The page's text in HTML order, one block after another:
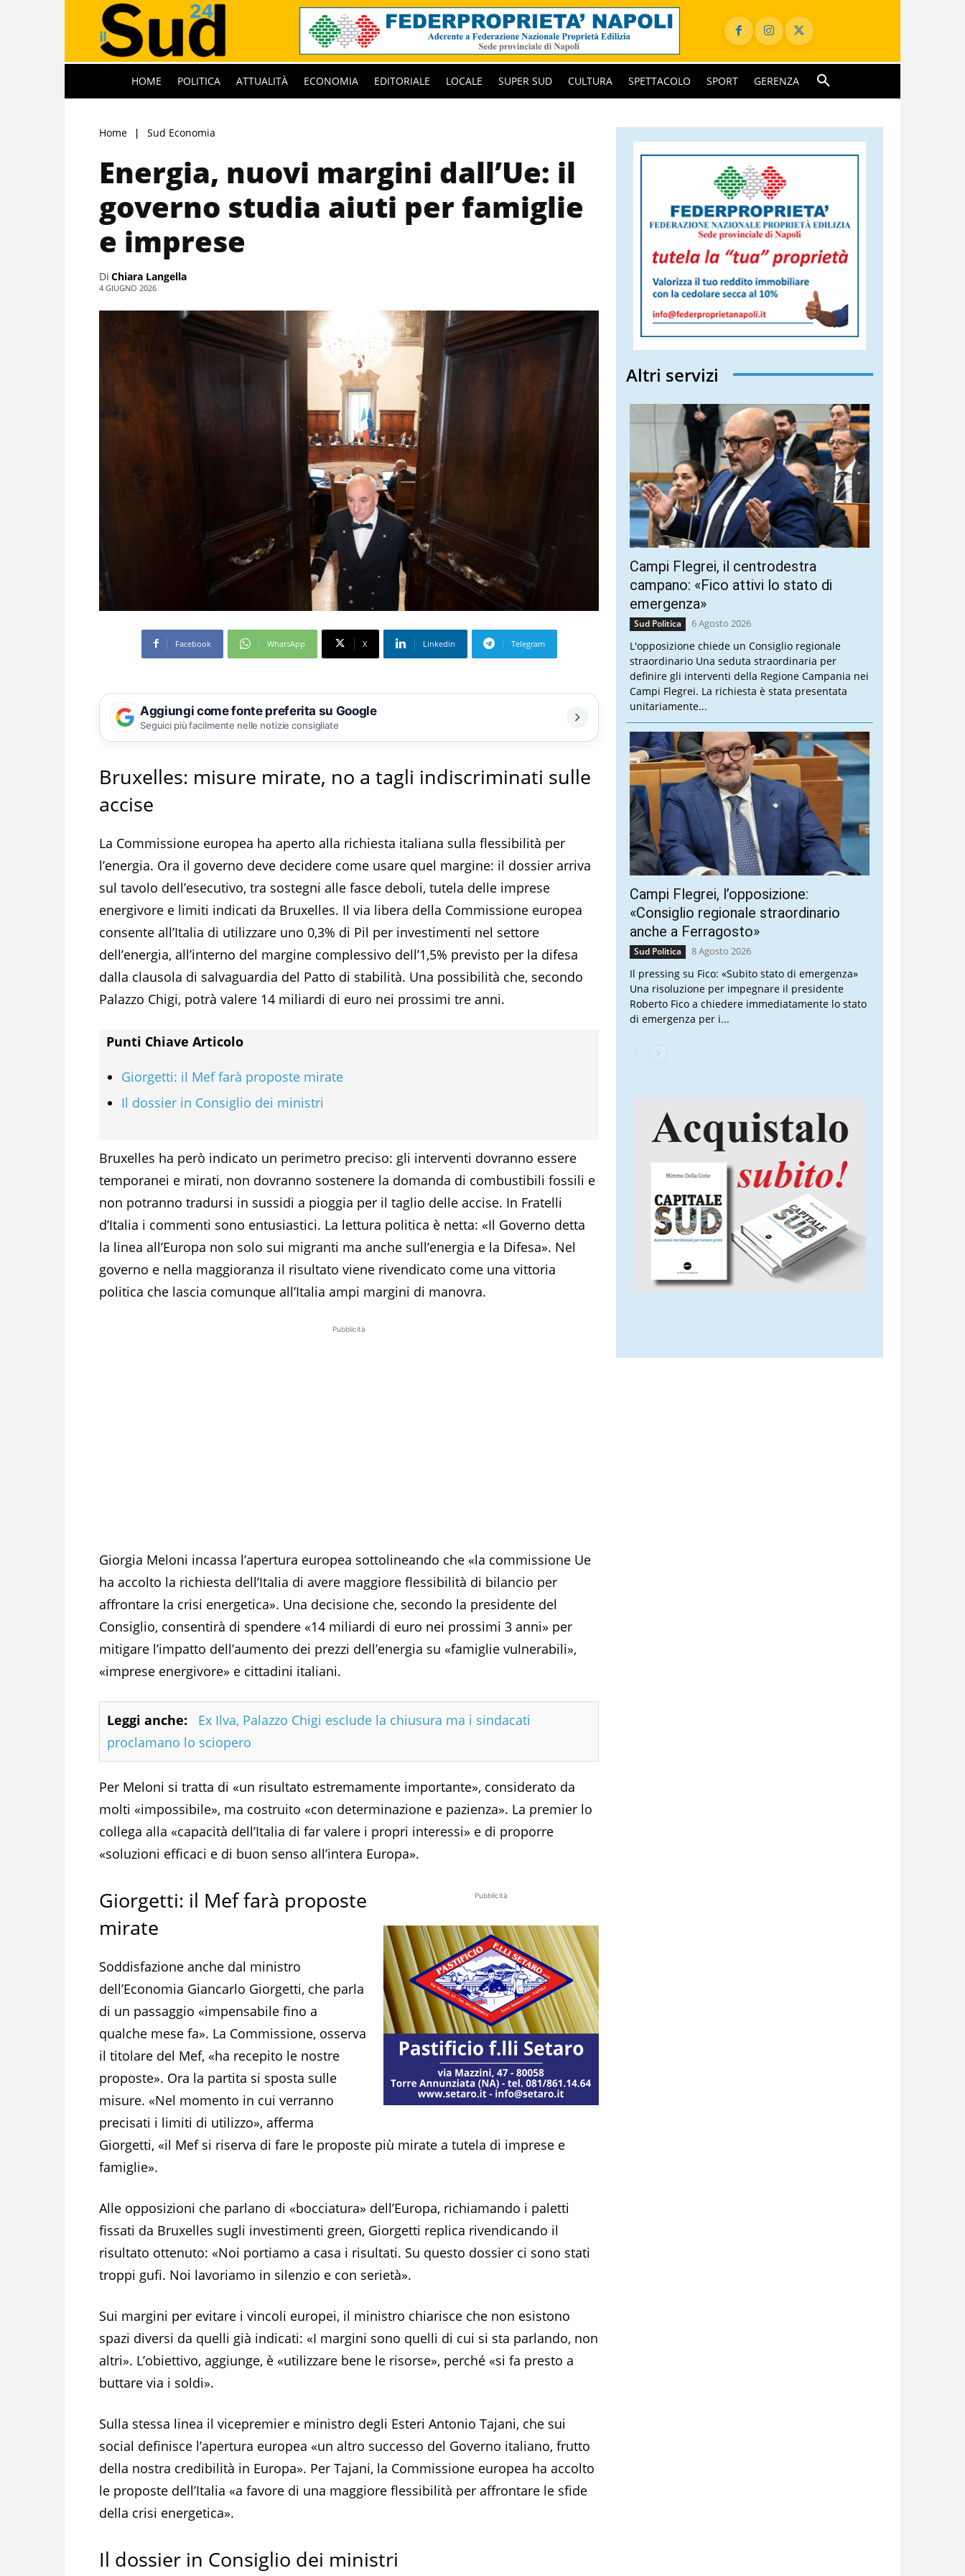
HOME POLITICA ATTUALITÀ ECONOMIA EDITORIALE LOCALE SUPER SUD CULTURA SPETTACOLO SPORT GERENZA
Home Sud Economia
Energia, nuovi margini dall’Ue: il
governo studia aiuti per famiglie
e imprese
Di Chiara Langella
4 GIUGNO 2026
Facebook WhatsApp X Linkedin Telegram
Aggiungi come fonte preferita su Google
Seguici più facilmente nelle notizie consigliate
Bruxelles: misure mirate, no a tagli indiscriminati sulle
accise
La Commissione europea ha aperto alla richiesta italiana sulla flessibilità per
l’energia. Ora il governo deve decidere come usare quel margine: il dossier arriva
sul tavolo dell’esecutivo, tra sostegni alle fasce deboli, tutela delle imprese
energivore e limiti indicati da Bruxelles. Il via libera della Commissione europea
consente all’Italia di utilizzare uno 0,3% di Pil per investimenti nel settore
dell’energia, all’interno del margine complessivo dell’1,5% previsto per la difesa
dalla clausola di salvaguardia del Patto di stabilità. Una possibilità che, secondo
Palazzo Chigi, potrà valere 14 miliardi di euro nei prossimi tre anni.
Punti Chiave Articolo
Giorgetti: il Mef farà proposte mirate
Il dossier in Consiglio dei ministri
Bruxelles ha però indicato un perimetro preciso: gli interventi dovranno essere
temporanei e mirati, non dovranno sostenere la domanda di combustibili fossili e
non potranno tradursi in sussidi a pioggia per il taglio delle accise. In Fratelli
d’Italia i commenti sono entusiastici. La lettura politica è netta: «Il Governo detta
la linea all’Europa non solo sui migranti ma anche sull’energia e la Difesa». Nel
governo e nella maggioranza il risultato viene rivendicato come una vittoria
politica che lascia comunque all’Italia ampi margini di manovra.
Pubblicità
Giorgia Meloni incassa l’apertura europea sottolineando che «la commissione Ue
ha accolto la richiesta dell’Italia di avere maggiore flessibilità di bilancio per
affrontare la crisi energetica». Una decisione che, secondo la presidente del
Consiglio, consentirà di spendere «14 miliardi di euro nei prossimi 3 anni» per
mitigare l’impatto dell’aumento dei prezzi dell’energia su «famiglie vulnerabili»,
«imprese energivore» e cittadini italiani.
Leggi anche:
Ex Ilva, Palazzo Chigi esclude la chiusura ma i sindacati
proclamano lo sciopero
Per Meloni si tratta di «un risultato estremamente importante», considerato da
molti «impossibile», ma costruito «con determinazione e pazienza». La premier lo
collega alla «capacità dell’Italia di far valere i propri interessi» e di proporre
«soluzioni efficaci e di buon senso all’intera Europa».
Pubblicità
Giorgetti: il Mef farà proposte
mirate
Soddisfazione anche dal ministro
dell’Economia Giancarlo Giorgetti, che parla
di un passaggio «impensabile fino a
qualche mese fa». La Commissione, osserva
il titolare del Mef, «ha recepito le nostre
proposte». Ora la partita si sposta sulle
misure. «Nel momento in cui verranno
precisati i limiti di utilizzo», afferma
Giorgetti, «il Mef si riserva di fare le proposte più mirate a tutela di imprese e
famiglie».
Alle opposizioni che parlano di «bocciatura» dell’Europa, richiamando i paletti
fissati da Bruxelles sugli investimenti green, Giorgetti replica rivendicando il
risultato ottenuto: «Noi portiamo a casa i risultati. Su questo dossier ci sono stati
troppi gufi. Noi lavoriamo in silenzio e con serietà».
Sui margini per evitare i vincoli europei, il ministro chiarisce che non esistono
spazi diversi da quelli già indicati: «I margini sono quelli di cui si sta parlando, non
altri». L’obiettivo, aggiunge, è «utilizzare bene le risorse», perché «si fa presto a
buttare via i soldi».
Sulla stessa linea il vicepremier e ministro degli Esteri Antonio Tajani, che sui
social definisce l’apertura europea «un altro successo del Governo italiano, frutto
della nostra credibilità in Europa». Per Tajani, la Commissione europea ha accolto
le proposte dell’Italia «a favore di una maggiore flessibilità per affrontare le sfide
della crisi energetica».
Il dossier in Consiglio dei ministri
Altri servizi
Campi Flegrei, il centrodestra
campano: «Fico attivi lo stato di
emergenza»
Sud Politica 6 Agosto 2026
L'opposizione chiede un Consiglio regionale
straordinario Una seduta straordinaria per
definire gli interventi della Regione Campania nei
Campi Flegrei. La richiesta è stata presentata
unitariamente...
Campi Flegrei, l’opposizione:
«Consiglio regionale straordinario
anche a Ferragosto»
Sud Politica 8 Agosto 2026
Il pressing su Fico: «Subito stato di emergenza»
Una risoluzione per impegnare il presidente
Roberto Fico a chiedere immediatamente lo stato
di emergenza per i...